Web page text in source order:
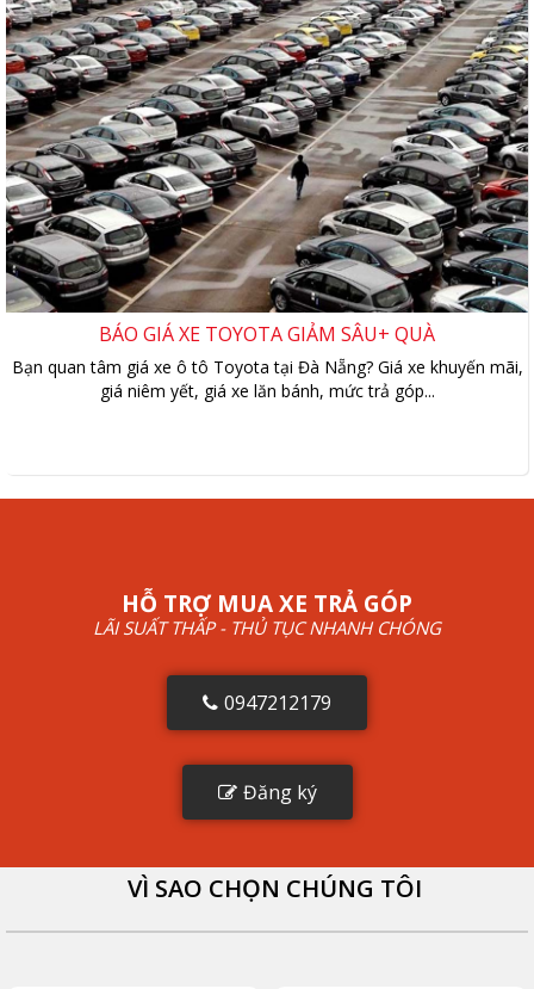
BÁO GIÁ XE TOYOTA GIẢM SÂU+ QUÀ
Bạn quan tâm giá xe ô tô Toyota tại Đà Nẵng? Giá xe khuyến mãi,
giá niêm yết, giá xe lăn bánh, mức trả góp...
HỖ TRỢ MUA XE TRẢ GÓP
LÃI SUẤT THẤP - THỦ TỤC NHANH CHÓNG
0947212179
Đăng ký
VÌ SAO CHỌN CHÚNG TÔI